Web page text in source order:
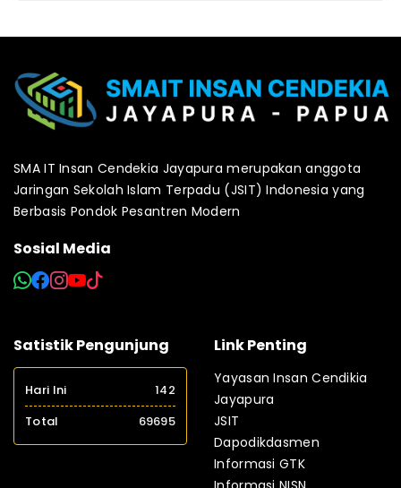
SMA IT Insan Cendekia Jayapura merupakan anggota
Jaringan Sekolah Islam Terpadu (JSIT) Indonesia yang
Berbasis Pondok Pesantren Modern
Sosial Media
Satistik Pengunjung
Hari Ini
142
Total
69695
Link Penting
Yayasan Insan Cendikia
Jayapura
JSIT
Dapodikdasmen
Informasi GTK